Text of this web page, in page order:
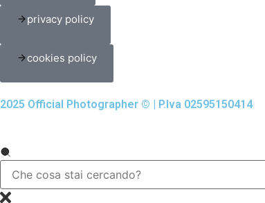
privacy policy
cookies policy
2025 Official Photographer © | P.Iva 02595150414